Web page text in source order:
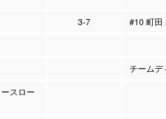
3-7
#10 町田
チームデ
スロー